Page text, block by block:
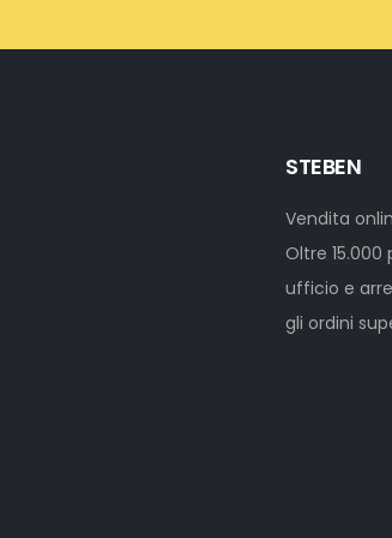
STEBEN
Vendita
Oltre
ufficio e
gli ordini